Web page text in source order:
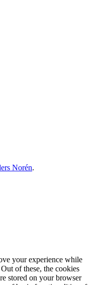
Norén.
your experience while
of these, the cookies
stored on your browser